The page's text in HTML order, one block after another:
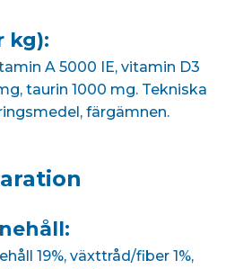
kg):
A 5000 IE, vitamin D3
taurin 1000 mg. Tekniska
färgämnen.
19%, växttråd/fiber 1%,